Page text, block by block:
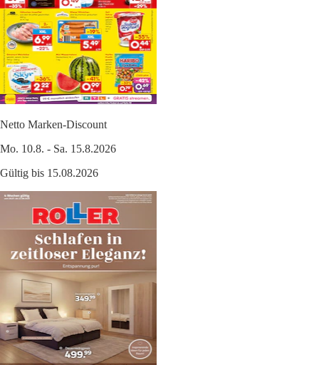
Netto Marken-Discount
Mo. 10.8. - Sa. 15.8.2026
Gültig bis 15.08.2026